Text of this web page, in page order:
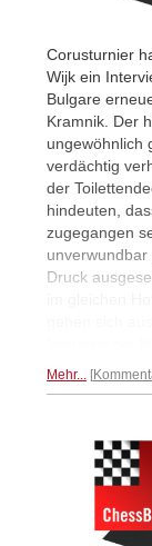
Corusturnier
Wijk ein
Bulgare
Kramnik. Der
ungewöhnlich
verdächtig
der
hindeuten,
zugegangen
Druck
Mehr...